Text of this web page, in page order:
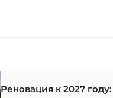
Реновация к 2027